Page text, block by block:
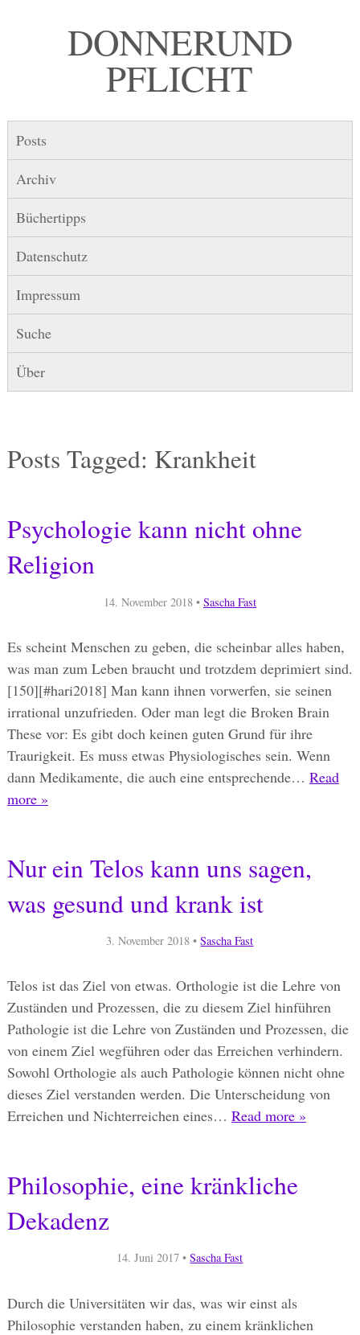
DONNER UND
PFLICHT
Posts
Archiv
Büchertipps
Datenschutz
Impressum
Suche
Über
Posts Tagged: Krankheit
Psychologie kann nicht ohne
Religion
14. November 2018• Sascha Fast
Es scheint Menschen zu geben, die scheinbar alles haben,
was man zum Leben braucht und trotzdem deprimiert sind.
[150][#hari2018] Man kann ihnen vorwerfen, sie seinen
irrational unzufrieden. Oder man legt die Broken Brain
These vor: Es gibt doch keinen guten Grund für ihre
Traurigkeit. Es muss etwas Physiologisches sein. Wenn
dann Medikamente, die auch eine entsprechende… Read
more »
Nur ein Telos kann uns sagen,
was gesund und krank ist
3. November 2018 •Sascha Fast
Telos ist das Ziel von etwas. Orthologie ist die Lehre von
Zuständen und Prozessen, die zu diesem Ziel hinführen
Pathologie ist die Lehre von Zuständen und Prozessen, die
von einem Ziel wegführen oder das Erreichen verhindern.
Sowohl Orthologie als auch Pathologie können nicht ohne
dieses Ziel verstanden werden. Die Unterscheidung von
Erreichen und Nichterreichen eines… Read more »
Philosophie, eine kränkliche
Dekadenz
14. Juni 2017 •Sascha Fast
Durch die Universitäten wir das, was wir einst als
Philosophie verstanden haben, zu einem kränklichen